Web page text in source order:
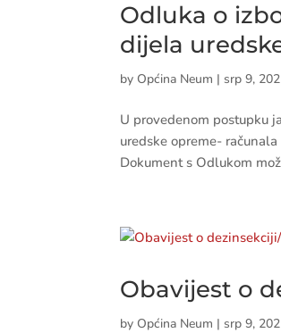
Odluka o
dijela
by Općina Neum | srp 9,
U provedenom postupku
uredske opreme-
Dokument s Odlukom
Obavijest o
by Općina Neum | srp 9,